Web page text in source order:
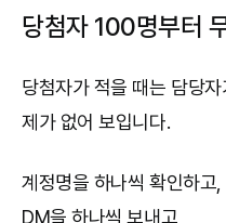
당첨자 100명부터
당첨자가 적을 때는 담당
제가 없어 보입니다.
계정명을 하나씩 확인하고,
DM을 하나씩 보내고,